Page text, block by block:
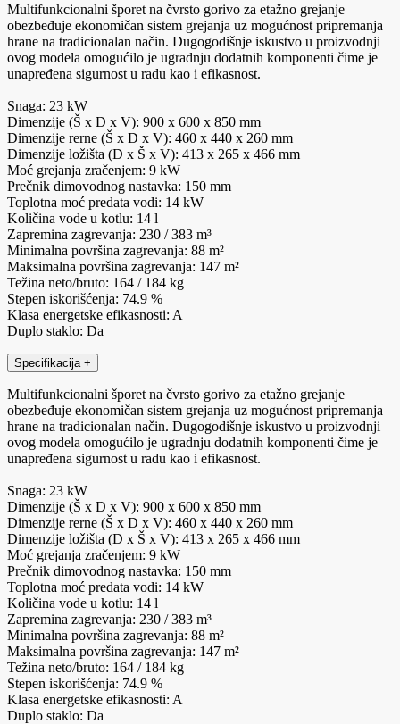
Multifunkcionalni šporet na čvrsto gorivo za etažno grejanje
obezbeđuje ekonomičan sistem grejanja uz mogućnost pripremanja
hrane na tradicionalan način. Dugogodišnje iskustvo u proizvodnji
ovog modela omogućilo je ugradnju dodatnih komponenti čime je
unapređena sigurnost u radu kao i efikasnost.
Snaga: 23 kW
Dimenzije (Š x D x V): 900 x 600 x 850 mm
Dimenzije rerne (Š x D x V): 460 x 440 x 260 mm
Dimenzije ložišta (D x Š x V): 413 x 265 x 466 mm
Moć grejanja zračenjem: 9 kW
Prečnik dimovodnog nastavka: 150 mm
Toplotna moć predata vodi: 14 kW
Količina vode u kotlu: 14 l
Zapremina zagrevanja: 230 / 383 m³
Minimalna površina zagrevanja: 88 m²
Maksimalna površina zagrevanja: 147 m²
Težina neto/bruto: 164 / 184 kg
Stepen iskorišćenja: 74.9 %
Klasa energetske efikasnosti: A
Duplo staklo: Da
Specifikacija +
Multifunkcionalni šporet na čvrsto gorivo za etažno grejanje
obezbeđuje ekonomičan sistem grejanja uz mogućnost pripremanja
hrane na tradicionalan način. Dugogodišnje iskustvo u proizvodnji
ovog modela omogućilo je ugradnju dodatnih komponenti čime je
unapređena sigurnost u radu kao i efikasnost.
Snaga: 23 kW
Dimenzije (Š x D x V): 900 x 600 x 850 mm
Dimenzije rerne (Š x D x V): 460 x 440 x 260 mm
Dimenzije ložišta (D x Š x V): 413 x 265 x 466 mm
Moć grejanja zračenjem: 9 kW
Prečnik dimovodnog nastavka: 150 mm
Toplotna moć predata vodi: 14 kW
Količina vode u kotlu: 14 l
Zapremina zagrevanja: 230 / 383 m³
Minimalna površina zagrevanja: 88 m²
Maksimalna površina zagrevanja: 147 m²
Težina neto/bruto: 164 / 184 kg
Stepen iskorišćenja: 74.9 %
Klasa energetske efikasnosti: A
Duplo staklo: Da